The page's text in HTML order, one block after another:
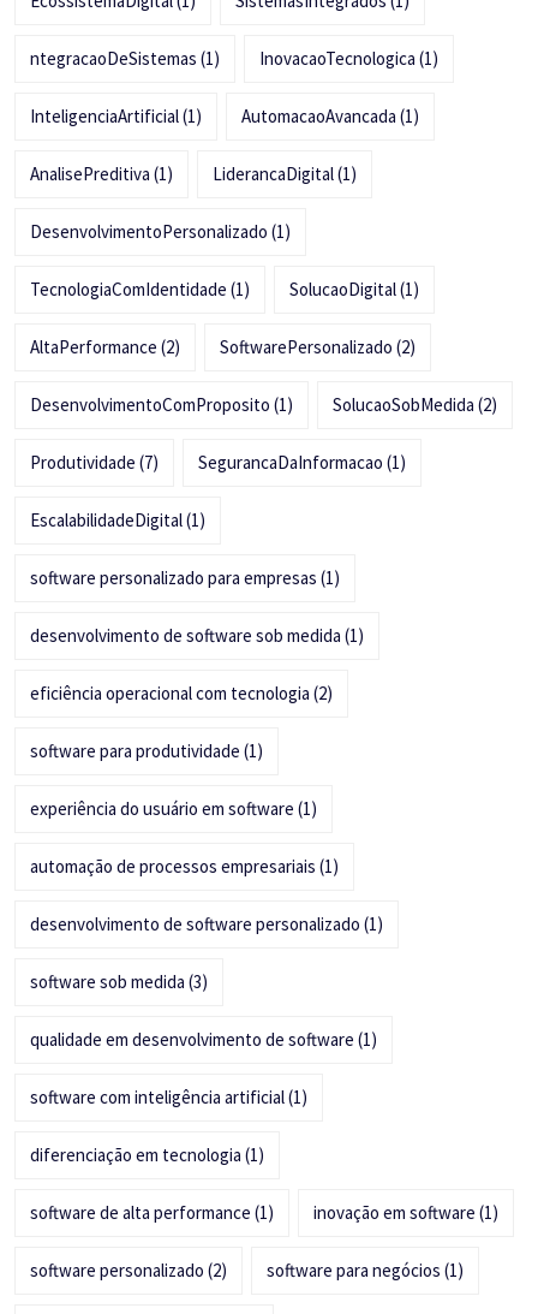
ntegracaoDeSistemas (1) InovacaoTecnologica (1)
InteligenciaArtificial(1) AutomacaoAvancada (1)
AnalisePreditiva (1) LiderancaDigital(1)
DesenvolvimentoPersonalizado (1)
TecnologiaComIdentidade (1) SolucaoDigital(1)
AltaPerformance (2) SoftwarePersonalizado (2)
DesenvolvimentoComProposito (1) SolucaoSobMedida (2)
Produtividade (7) SegurancaDaInformacao (1)
EscalabilidadeDigital(1)
software personalizado para empresas (1)
desenvolvimento de software sob medida (1)
eficiência operacional com tecnologia (2)
software para produtividade (1)
experiência do usuário em software (1)
automação de processos empresariais (1)
desenvolvimento de software personalizado (1)
software sob medida (3)
qualidade em desenvolvimento de software (1)
software com inteligência artificial(1)
diferenciação em tecnologia (1)
software de alta performance (1) inovação em software (1)
software personalizado (2) software para negócios (1)